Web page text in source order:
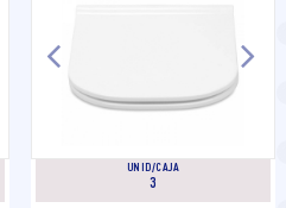
UNID/CAJA
3